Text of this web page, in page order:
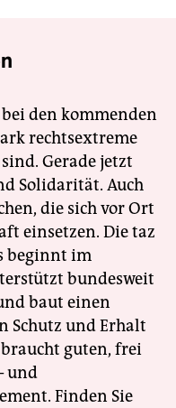
den kommenden
rechtsextreme
Gerade jetzt
Solidarität. Auch
die sich vor Ort
einsetzen. Die taz
beginnt im
bundesweit
baut einen
Schutz und Erhalt
guten, frei
und
Finden Sie